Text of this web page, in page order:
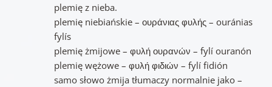
plemię z nieba.
plemię niebiańskie – ουράνιας φυλής – ouránias
fylís
plemię żmijowe – φυλή ουρανών – fylí ouranón
plemię wężowe – φυλή φιδιών – fylí fidión
samo słowo żmija tłumaczy normalnie jako –